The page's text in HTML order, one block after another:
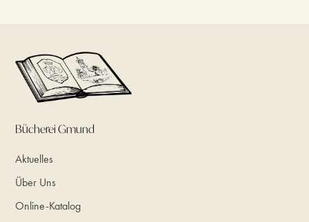
Bücherei Gmund
Aktuelles
Über Uns
Online-Katalog